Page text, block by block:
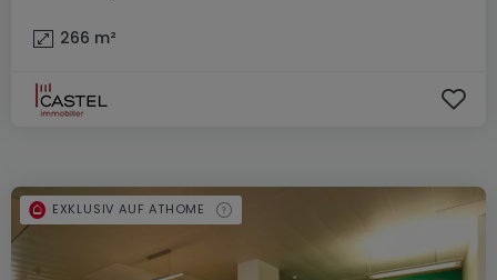
266 m²
EXKLUSIV AUF ATHOME